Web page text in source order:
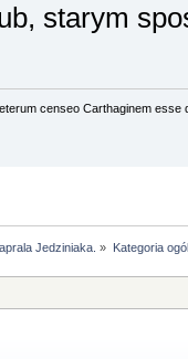
starym
censeo Carthaginem esse
Jedziniaka. » Kategoria